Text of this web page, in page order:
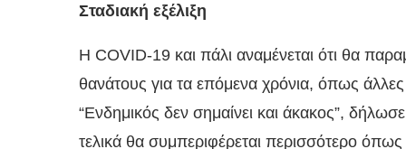
Σταδιακή εξέλιξη
Η COVID-19 και πάλι αναμένεται ότι θα
θανάτους για τα επόμενα χρόνια, όπως
“Ενδημικός δεν σημαίνει και άκακος”,
τελικά θα συμπεριφέρεται περισσότερο